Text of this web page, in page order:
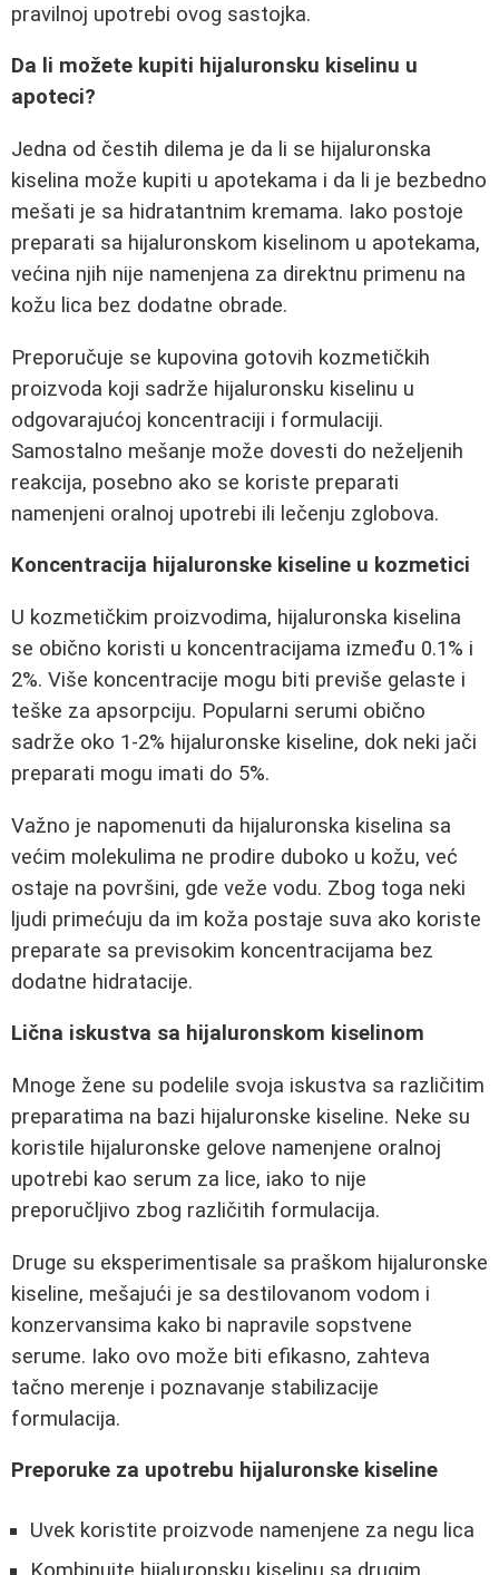
pravilnoj upotrebi ovog sastojka.
Da li možete kupiti hijaluronsku kiselinu u
apoteci?
Jedna od čestih dilema je da li se hijaluronska
kiselina može kupiti u apotekama i da li je bezbedno
mešati je sa hidratantnim kremama. Iako postoje
preparati sa hijaluronskom kiselinom u apotekama,
većina njih nije namenjena za direktnu primenu na
kožu lica bez dodatne obrade.
Preporučuje se kupovina gotovih kozmetičkih
proizvoda koji sadrže hijaluronsku kiselinu u
odgovarajućoj koncentraciji i formulaciji.
Samostalno mešanje može dovesti do neželjenih
reakcija, posebno ako se koriste preparati
namenjeni oralnoj upotrebi ili lečenju zglobova.
Koncentracija hijaluronske kiseline u kozmetici
U kozmetičkim proizvodima, hijaluronska kiselina
se obično koristi u koncentracijama između 0.1% i
2%. Više koncentracije mogu biti previše gelaste i
teške za apsorpciju. Popularni serumi obično
sadrže oko 1-2% hijaluronske kiseline, dok neki jači
preparati mogu imati do 5%.
Važno je napomenuti da hijaluronska kiselina sa
većim molekulima ne prodire duboko u kožu, već
ostaje na površini, gde veže vodu. Zbog toga neki
ljudi primećuju da im koža postaje suva ako koriste
preparate sa previsokim koncentracijama bez
dodatne hidratacije.
Lična iskustva sa hijaluronskom kiselinom
Mnoge žene su podelile svoja iskustva sa različitim
preparatima na bazi hijaluronske kiseline. Neke su
koristile hijaluronske gelove namenjene oralnoj
upotrebi kao serum za lice, iako to nije
preporučljivo zbog različitih formulacija.
Druge su eksperimentisale sa praškom hijaluronske
kiseline, mešajući je sa destilovanom vodom i
konzervansima kako bi napravile sopstvene
serume. Iako ovo može biti efikasno, zahteva
tačno merenje i poznavanje stabilizacije
formulacija.
Preporuke za upotrebu hijaluronske kiseline
Uvek koristite proizvode namenjene za negu lica